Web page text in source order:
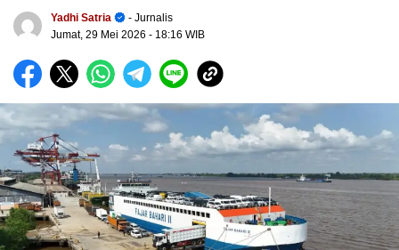
Yadhi Satria
- Jurnalis
Jumat, 29 Mei 2026 - 18:16 WIB